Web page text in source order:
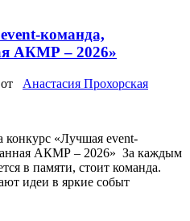
команда,
АКМР – 2026»
от Анастасия Прохорская
конкурс «Лучшая event-
АКМР – 2026» За каждым
в памяти, стоит команда.
идеи в яркие событ